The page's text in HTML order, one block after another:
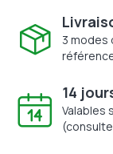
3 modes
14
Valables